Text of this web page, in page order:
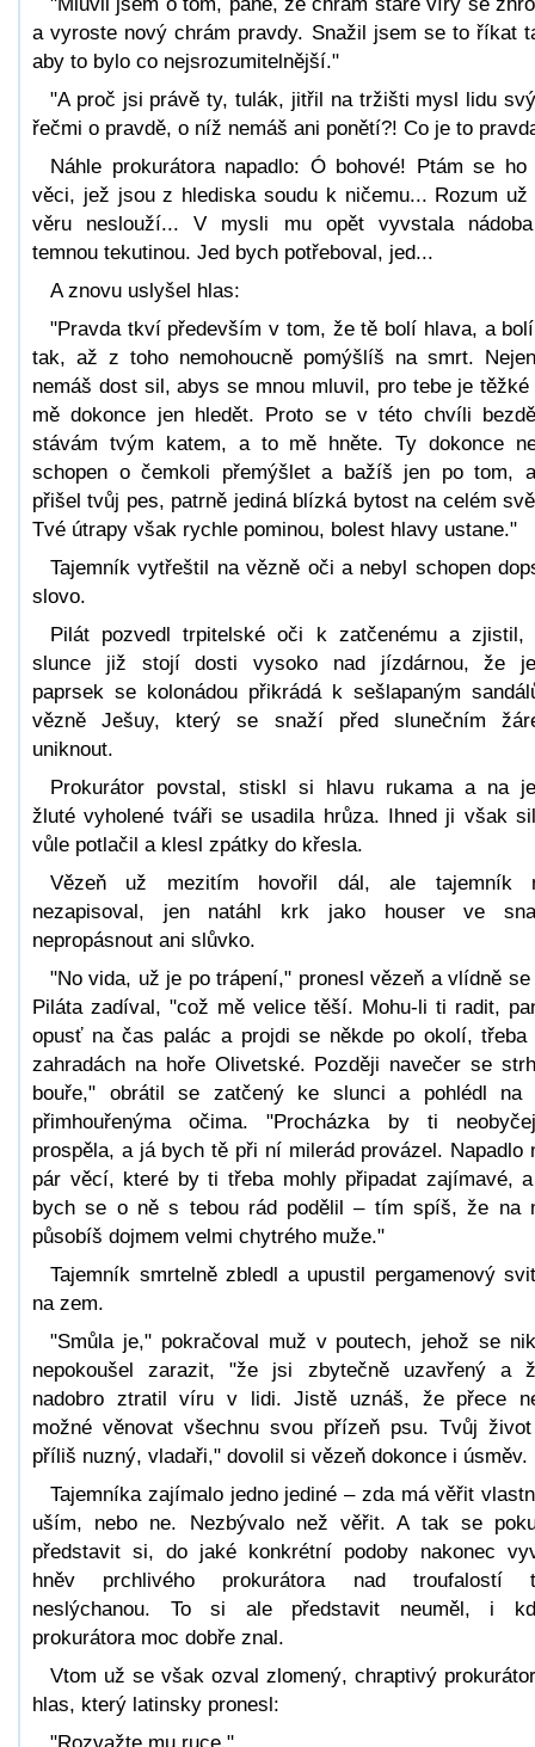
a vyroste nový chrám pravdy. Snažil jsem se to říkat
aby to bylo co nejsrozumitelnější."
"A proč jsi právě ty, tulák, jitřil na tržišti mysl lidu
řečmi o pravdě, o níž nemáš ani ponětí?! Co je to
Náhle prokurátora napadlo: Ó bohové! Ptám se ho
věci, jež jsou z hlediska soudu k ničemu... Rozum už
věru neslouží... V mysli mu opět vyvstala
temnou tekutinou. Jed bych potřeboval, jed...
A znovu uslyšel hlas:
"Pravda tkví především v tom, že tě bolí hlava, a
tak, až z toho nemohoucně pomýšlíš na smrt.
nemáš dost sil, abys se mnou mluvil, pro tebe je těžké
mě dokonce jen hledět. Proto se v této chvíli
stávám tvým katem, a to mě hněte. Ty dokonce
schopen o čemkoli přemýšlet a bažíš jen po tom,
přišel tvůj pes, patrně jediná blízká bytost na celém
Tvé útrapy však rychle pominou, bolest hlavy ustane."
Tajemník vytřeštil na vězně oči a nebyl schopen
slovo.
Pilát pozvedl trpitelské oči k zatčenému a zjistil,
slunce již stojí dosti vysoko nad jízdárnou, že
paprsek se kolonádou přikrádá k sešlapaným
vězně Ješuy, který se snaží před slunečním
uniknout.
Prokurátor povstal, stiskl si hlavu rukama a na
žluté vyholené tváři se usadila hrůza. Ihned ji však
vůle potlačil a klesl zpátky do křesla.
Vězeň už mezitím hovořil dál, ale tajemník
nezapisoval, jen natáhl krk jako houser ve
nepropásnout ani slůvko.
"No vida, už je po trápení," pronesl vězeň a vlídně se
Piláta zadíval, "což mě velice těší. Mohu-li ti radit,
opusť na čas palác a projdi se někde po okolí, třeba
zahradách na hoře Olivetské. Později navečer se
bouře," obrátil se zatčený ke slunci a pohlédl na
přimhouřenýma očima. "Procházka by ti
prospěla, a já bych tě při ní milerád provázel. Napadlo
pár věcí, které by ti třeba mohly připadat zajímavé,
bych se o ně s tebou rád podělil – tím spíš, že na
působíš dojmem velmi chytrého muže."
Tajemník smrtelně zbledl a upustil pergamenový
na zem.
"Smůla je," pokračoval muž v poutech, jehož se
nepokoušel zarazit, "že jsi zbytečně uzavřený a
nadobro ztratil víru v lidi. Jistě uznáš, že přece
možné věnovat všechnu svou přízeň psu. Tvůj
příliš nuzný, vladaři," dovolil si vězeň dokonce i úsměv.
Tajemníka zajímalo jedno jediné – zda má věřit
uším, nebo ne. Nezbývalo než věřit. A tak se
představit si, do jaké konkrétní podoby nakonec
hněv prchlivého prokurátora nad troufalostí
neslýchanou. To si ale představit neuměl, i
prokurátora moc dobře znal.
Vtom už se však ozval zlomený, chraptivý
hlas, který latinsky pronesl:
"Rozvažte mu ruce."